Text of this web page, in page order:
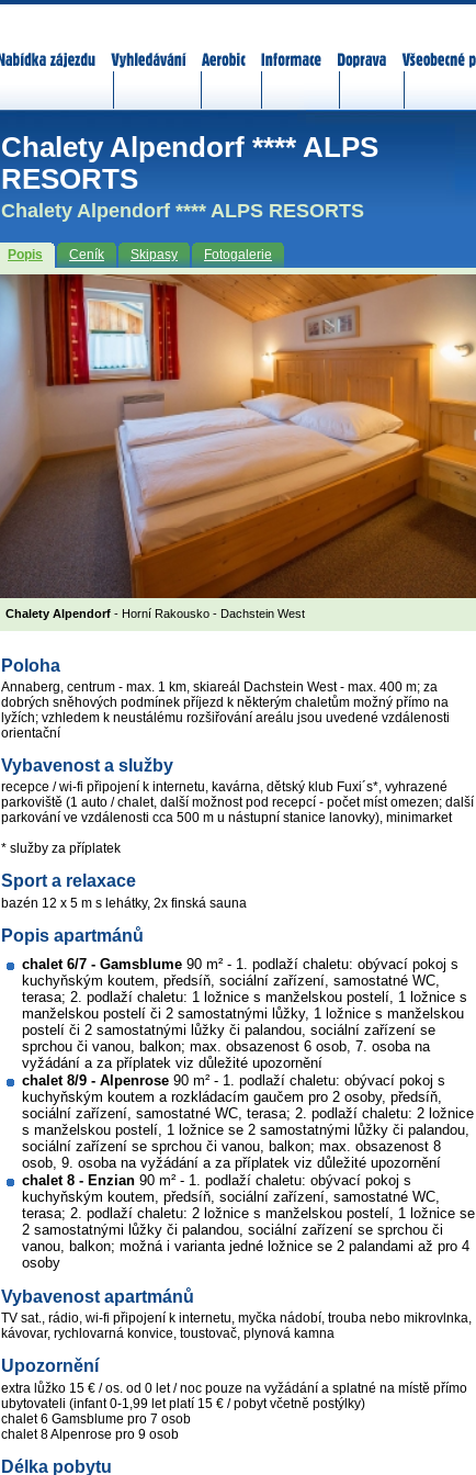
Chalety Alpendorf **** ALPS
RESORTS
Chalety Alpendorf **** ALPS RESORTS
Popis Ceník Skipasy Fotogalerie
Chalety Alpendorf - Horní Rakousko - Dachstein West
Poloha
Annaberg, centrum - max. 1 km, skiareál Dachstein West - max. 400 m; za
dobrých sněhových podmínek příjezd k některým chaletům možný přímo na
lyžích; vzhledem k neustálému rozšiřování areálu jsou uvedené vzdálenosti
orientační
Vybavenost a služby
recepce / wi-fi připojení k internetu, kavárna, dětský klub Fuxi´s*, vyhrazené
parkoviště (1 auto / chalet, další možnost pod recepcí - počet míst omezen; další
parkování ve vzdálenosti cca 500 m u nástupní stanice lanovky), minimarket
* služby za příplatek
Sport a relaxace
bazén 12 x 5 m s lehátky, 2x finská sauna
Popis apartmánů
chalet 6/7 - Gamsblume 90 m² - 1. podlaží chaletu: obývací pokoj s
kuchyňským koutem, předsíň, sociální zařízení, samostatné WC,
terasa; 2. podlaží chaletu: 1 ložnice s manželskou postelí, 1 ložnice s
manželskou postelí či 2 samostatnými lůžky, 1 ložnice s manželskou
postelí či 2 samostatnými lůžky či palandou, sociální zařízení se
sprchou či vanou, balkon; max. obsazenost 6 osob, 7. osoba na
vyžádání a za příplatek viz důležité upozornění
chalet 8/9 - Alpenrose 90 m² - 1. podlaží chaletu: obývací pokoj s
kuchyňským koutem a rozkládacím gaučem pro 2 osoby, předsíň,
sociální zařízení, samostatné WC, terasa; 2. podlaží chaletu: 2 ložnice
s manželskou postelí, 1 ložnice se 2 samostatnými lůžky či palandou,
sociální zařízení se sprchou či vanou, balkon; max. obsazenost 8
osob, 9. osoba na vyžádání a za příplatek viz důležité upozornění
chalet 8 - Enzian 90 m² - 1. podlaží chaletu: obývací pokoj s
kuchyňským koutem, předsíň, sociální zařízení, samostatné WC,
terasa; 2. podlaží chaletu: 2 ložnice s manželskou postelí, 1 ložnice se
2 samostatnými lůžky či palandou, sociální zařízení se sprchou či
vanou, balkon; možná i varianta jedné ložnice se 2 palandami až pro 4
osoby
Vybavenost apartmánů
TV sat., rádio, wi-fi připojení k internetu, myčka nádobí, trouba nebo mikrovlnka,
kávovar, rychlovarná konvice, toustovač, plynová kamna
Upozornění
extra lůžko 15 € / os. od 0 let / noc pouze na vyžádání a splatné na místě přímo
ubytovateli (infant 0-1,99 let platí 15 € / pobyt včetně postýlky)
chalet 6 Gamsblume pro 7 osob
chalet 8 Alpenrose pro 9 osob
Délka pobytu